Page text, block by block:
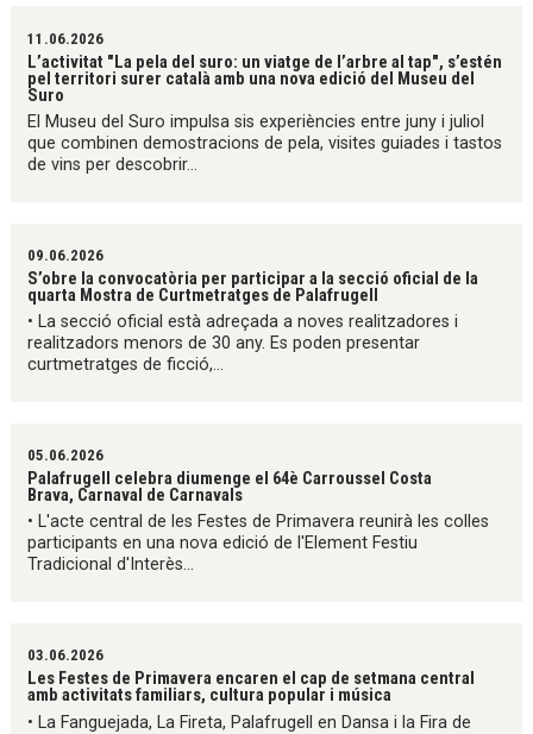
11.06.2026
L’activitat "La pela del suro: un viatge de l’arbre al tap", s’estén
pel territori surer català amb una nova edició del Museu del
Suro
El Museu del Suro impulsa sis experiències entre juny i juliol
que combinen demostracions de pela, visites guiades i tastos
de vins per descobrir...
09.06.2026
S’obre la convocatòria per participar a la secció oficial de la
quarta Mostra de Curtmetratges de Palafrugell
• La secció oficial està adreçada a noves realitzadores i
realitzadors menors de 30 any. Es poden presentar
curtmetratges de ficció,...
05.06.2026
Palafrugell celebra diumenge el 64è Carroussel Costa
Brava, Carnaval de Carnavals
• L'acte central de les Festes de Primavera reunirà les colles
participants en una nova edició de l'Element Festiu
Tradicional d'Interès...
03.06.2026
Les Festes de Primavera encaren el cap de setmana central
amb activitats familiars, cultura popular i música
• La Fanguejada, La Fireta, Palafrugell en Dansa i la Fira de